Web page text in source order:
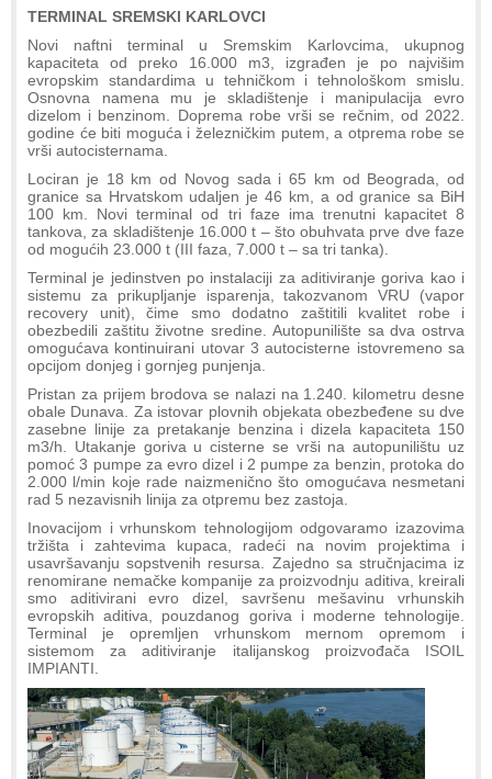
TERMINAL SREMSKI KARLOVCI
Novi naftni terminal u Sremskim Karlovcima, ukupnog
kapaciteta od preko 16.000 m3, izgrađen je po najvišim
evropskim standardima u tehničkom i tehnološkom smislu.
Osnovna namena mu je skladištenje i manipulacija evro
dizelom i benzinom. Doprema robe vrši se rečnim, od 2022.
godine će biti moguća i železničkim putem, a otprema robe se
vrši autocisternama.
Lociran je 18 km od Novog sada i 65 km od Beograda, od
granice sa Hrvatskom udaljen je 46 km, a od granice sa BiH
100 km. Novi terminal od tri faze ima trenutni kapacitet 8
tankova, za skladištenje 16.000 t – što obuhvata prve dve faze
od mogućih 23.000 t (III faza, 7.000 t – sa tri tanka).
Terminal je jedinstven po instalaciji za aditiviranje goriva kao i
sistemu za prikupljanje isparenja, takozvanom VRU (vapor
recovery unit), čime smo dodatno zaštitili kvalitet robe i
obezbedili zaštitu životne sredine. Autopunilište sa dva ostrva
omogućava kontinuirani utovar 3 autocisterne istovremeno sa
opcijom donjeg i gornjeg punjenja.
Pristan za prijem brodova se nalazi na 1.240. kilometru desne
obale Dunava. Za istovar plovnih objekata obezbeđene su dve
zasebne linije za pretakanje benzina i dizela kapaciteta 150
m3/h. Utakanje goriva u cisterne se vrši na autopunilištu uz
pomoć 3 pumpe za evro dizel i 2 pumpe za benzin, protoka do
2.000 l/min koje rade naizmenično što omogućava nesmetani
rad 5 nezavisnih linija za otpremu bez zastoja.
Inovacijom i vrhunskom tehnologijom odgovaramo izazovima
tržišta i zahtevima kupaca, radeći na novim projektima i
usavršavanju sopstvenih resursa. Zajedno sa stručnjacima iz
renomirane nemačke kompanije za proizvodnju aditiva, kreirali
smo aditivirani evro dizel, savršenu mešavinu vrhunskih
evropskih aditiva, pouzdanog goriva i moderne tehnologije.
Terminal je opremljen vrhunskom mernom opremom i
sistemom za aditiviranje italijanskog proizvođača ISOIL
IMPIANTI.